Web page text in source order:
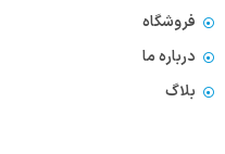
فروشگاه
درباره ما
بلاگ